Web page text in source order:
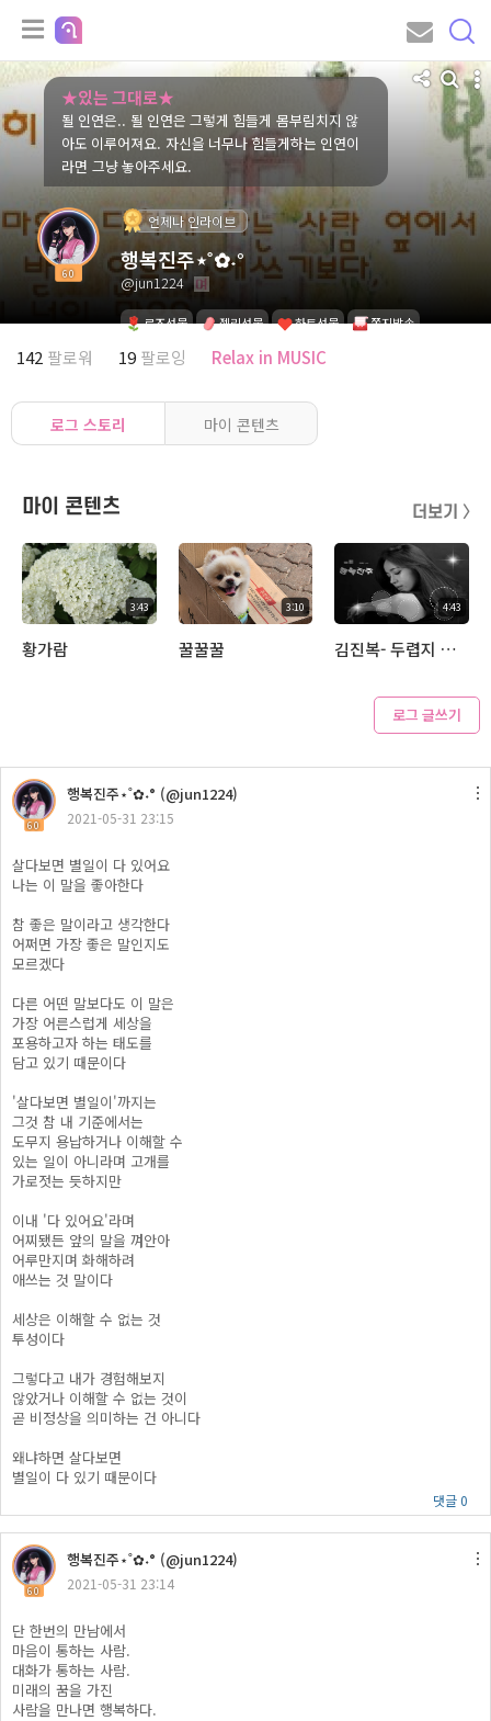
★있는 그대로★
될 인연은.. 될 인연은 그렇게 힘들게 몸부림치지 않
아도 이루어져요. 자신을 너무나 힘들게하는 인연이
라면 그냥 놓아주세요.
60
언제나 인라이브
행복진주​⋆˚✿˖°
@jun1224
로즈선물 젤리선물 하트선물 쪽지발송
142 팔로워 19 팔로잉 Relax in MUSIC
로그 스토리 마이 콘텐츠
마이 콘텐츠 더보기 〉
3:43
황가람
3:10
꿀꿀꿀
4:43
김진복- 두렵지 않은 사랑
윤후..선물
로그 글쓰기
60
행복진주​⋆˚✿˖° (@jun1224)
2021-05-31 23:15
살다보면 별일이 다 있어요
나는 이 말을 좋아한다
참 좋은 말이라고 생각한다
어쩌면 가장 좋은 말인지도
모르겠다
다른 어떤 말보다도 이 말은
가장 어른스럽게 세상을
포용하고자 하는 태도를
담고 있기 때문이다
'살다보면 별일이'까지는
그것 참 내 기준에서는
도무지 용납하거나 이해할 수
있는 일이 아니라며 고개를
가로젓는 듯하지만
이내 '다 있어요'라며
어찌됐든 앞의 말을 껴안아
어루만지며 화해하려
애쓰는 것 말이다
세상은 이해할 수 없는 것
투성이다
그렇다고 내가 경험해보지
않았거나 이해할 수 없는 것이
곧 비정상을 의미하는 건 아니다
왜냐하면 살다보면
별일이 다 있기 때문이다
댓글 0
60
행복진주​⋆˚✿˖° (@jun1224)
2021-05-31 23:14
단 한번의 만남에서
마음이 통하는 사람.
대화가 통하는 사람.
미래의 꿈을 가진
사람을 만나면 행복하다.